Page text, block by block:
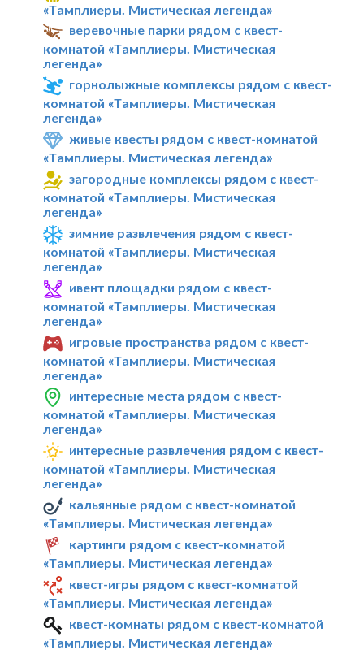
«Тамплиеры. Мистическая легенда»
веревочные парки рядом с квест-
комнатой «Тамплиеры. Мистическая
легенда»
горнолыжные комплексы рядом с квест-
комнатой «Тамплиеры. Мистическая
легенда»
живые квесты рядом с квест-комнатой
«Тамплиеры. Мистическая легенда»
загородные комплексы рядом с квест-
комнатой «Тамплиеры. Мистическая
легенда»
зимние развлечения рядом с квест-
комнатой «Тамплиеры. Мистическая
легенда»
ивент площадки рядом с квест-
комнатой «Тамплиеры. Мистическая
легенда»
игровые пространства рядом с квест-
комнатой «Тамплиеры. Мистическая
легенда»
интересные места рядом с квест-
комнатой «Тамплиеры. Мистическая
легенда»
интересные развлечения рядом с квест-
комнатой «Тамплиеры. Мистическая
легенда»
кальянные рядом с квест-комнатой
«Тамплиеры. Мистическая легенда»
картинги рядом с квест-комнатой
«Тамплиеры. Мистическая легенда»
квест-игры рядом с квест-комнатой
«Тамплиеры. Мистическая легенда»
квест-комнаты рядом с квест-комнатой
«Тамплиеры. Мистическая легенда»